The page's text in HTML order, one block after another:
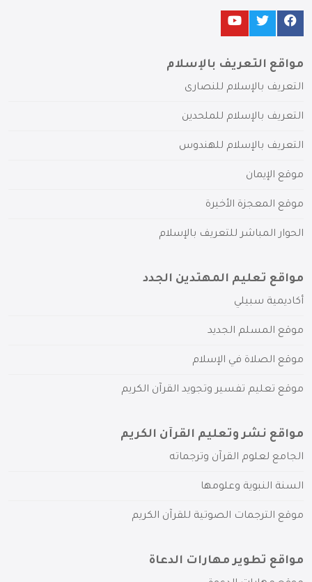
مواقع التعريف بالإسلام
التعريف بالإسلام للنصارى
التعريف بالإسلام للملحدين
التعريف بالإسلام للهندوس
موقع الإيمان
موقع المعجزة الأخيرة
الحوار المباشر للتعريف بالإسلام
مواقع تعليم المهتدين الجدد
أكاديمية سبيلي
موقع المسلم الجديد
موقع الصلاة في الإسلام
موقع تعليم تفسير وتجويد القرآن الكريم
مواقع نشر وتعليم القرآن الكريم
الجامع لعلوم القرآن وترجماته
السنة النبوية وعلومها
موقع الترجمات الصوتية للقرآن الكريم
مواقع تطوير مهارات الدعاة